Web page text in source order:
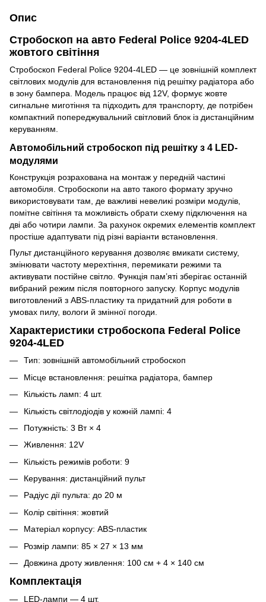
Опис
Стробоскоп на авто Federal Police 9204-4LED
жовтого світіння
Стробоскоп Federal Police 9204-4LED — це зовнішній комплект
світлових модулів для встановлення під решітку радіатора або
в зону бампера. Модель працює від 12V, формує жовте
сигнальне миготіння та підходить для транспорту, де потрібен
компактний попереджувальний світловий блок із дистанційним
керуванням.
Автомобільний стробоскоп під решітку з 4 LED-
модулями
Конструкція розрахована на монтаж у передній частині
автомобіля. Стробоскопи на авто такого формату зручно
використовувати там, де важливі невеликі розміри модулів,
помітне світіння та можливість обрати схему підключення на
дві або чотири лампи. За рахунок окремих елементів комплект
простіше адаптувати під різні варіанти встановлення.
Пульт дистанційного керування дозволяє вмикати систему,
змінювати частоту мерехтіння, перемикати режими та
активувати постійне світло. Функція пам’яті зберігає останній
вибраний режим після повторного запуску. Корпус модулів
виготовлений з ABS-пластику та придатний для роботи в
умовах пилу, вологи й змінної погоди.
Характеристики стробоскопа Federal Police
9204-4LED
Тип: зовнішній автомобільний стробоскоп
Місце встановлення: решітка радіатора, бампер
Кількість ламп: 4 шт.
Кількість світлодіодів у кожній лампі: 4
Потужність: 3 Вт × 4
Живлення: 12V
Кількість режимів роботи: 9
Керування: дистанційний пульт
Радіус дії пульта: до 20 м
Колір світіння: жовтий
Матеріал корпусу: ABS-пластик
Розмір лампи: 85 × 27 × 13 мм
Довжина дроту живлення: 100 см + 4 × 140 см
Комплектація
LED-лампи — 4 шт.